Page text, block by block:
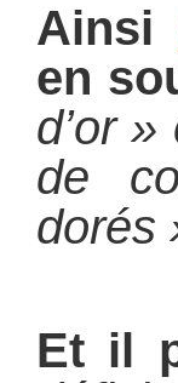
Ainsi
en
d’or
de
dorés
Et il